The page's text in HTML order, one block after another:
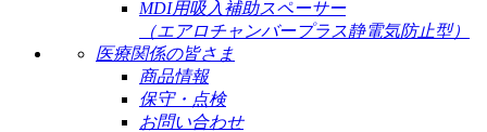
MDI用吸入補助スペーサー
（エアロチャンバープラス静電気防止型）
医療関係の皆さま
商品情報
保守・点検
お問い合わせ